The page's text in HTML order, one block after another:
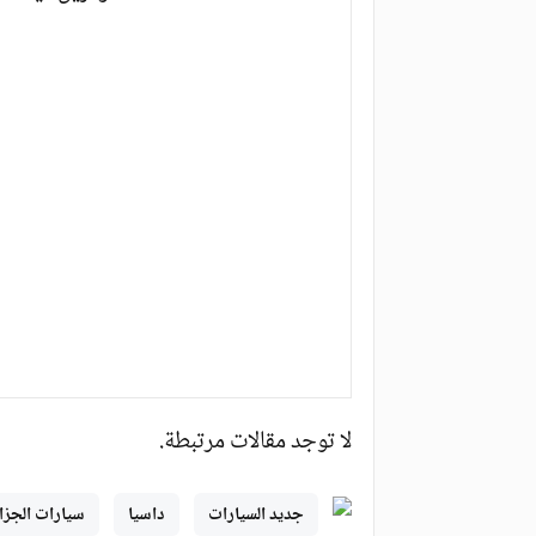
لا توجد مقالات مرتبطة.
جديد السيارات داسيا سيارات